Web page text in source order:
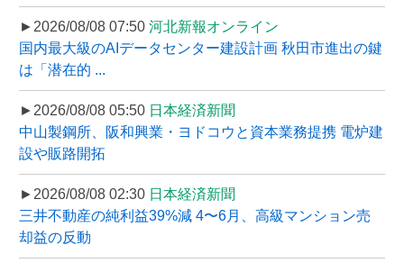
►2026/08/08 07:50 河北新報オンライン
国内最大級のAIデータセンター建設計画 秋田市進出の鍵
は「潜在的 ...
►2026/08/08 05:50 日本経済新聞
中山製鋼所、阪和興業・ヨドコウと資本業務提携 電炉建
設や販路開拓
►2026/08/08 02:30 日本経済新聞
三井不動産の純利益39%減 4〜6月、高級マンション売
却益の反動